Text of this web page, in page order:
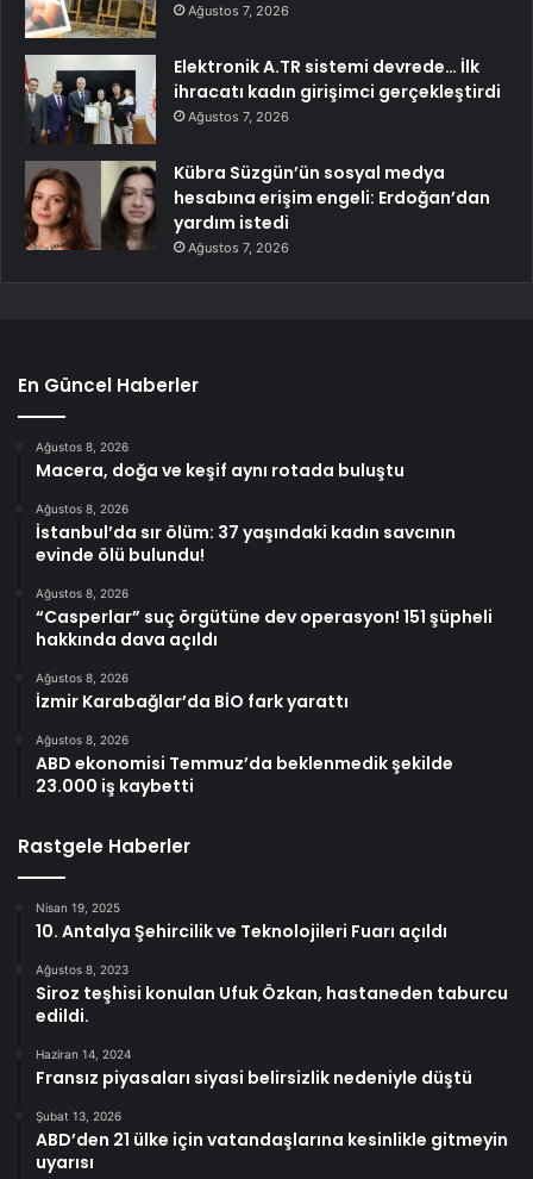
Ağustos 7, 2026
Elektronik A.TR sistemi devrede… İlk
ihracatı kadın girişimci gerçekleştirdi
Ağustos 7, 2026
Kübra Süzgün’ün sosyal medya
hesabına erişim engeli: Erdoğan’dan
yardım istedi
Ağustos 7, 2026
En Güncel Haberler
Ağustos 8, 2026
Macera, doğa ve keşif aynı rotada buluştu
Ağustos 8, 2026
İstanbul’da sır ölüm: 37 yaşındaki kadın savcının
evinde ölü bulundu!
Ağustos 8, 2026
“Casperlar” suç örgütüne dev operasyon! 151 şüpheli
hakkında dava açıldı
Ağustos 8, 2026
İzmir Karabağlar’da BİO fark yarattı
Ağustos 8, 2026
ABD ekonomisi Temmuz’da beklenmedik şekilde
23.000 iş kaybetti
Rastgele Haberler
Nisan 19, 2025
10. Antalya Şehircilik ve Teknolojileri Fuarı açıldı
Ağustos 8, 2023
Siroz teşhisi konulan Ufuk Özkan, hastaneden taburcu
edildi.
Haziran 14, 2024
Fransız piyasaları siyasi belirsizlik nedeniyle düştü
Şubat 13, 2026
ABD’den 21 ülke için vatandaşlarına kesinlikle gitmeyin
uyarısı